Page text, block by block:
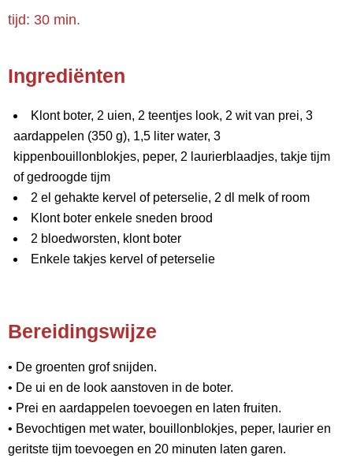
tijd: 30 min.
Ingrediënten
Klont boter, 2 uien, 2 teentjes look, 2 wit van prei, 3
aardappelen (350 g), 1,5 liter water, 3
kippenbouillonblokjes, peper, 2 laurierblaadjes, takje tijm
of gedroogde tijm
2 el gehakte kervel of peterselie, 2 dl melk of room
Klont boter enkele sneden brood
2 bloedworsten, klont boter
Enkele takjes kervel of peterselie
Bereidingswijze
• De groenten grof snijden.
• De ui en de look aanstoven in de boter.
• Prei en aardappelen toevoegen en laten fruiten.
• Bevochtigen met water, bouillonblokjes, peper, laurier en
geritste tijm toevoegen en 20 minuten laten garen.